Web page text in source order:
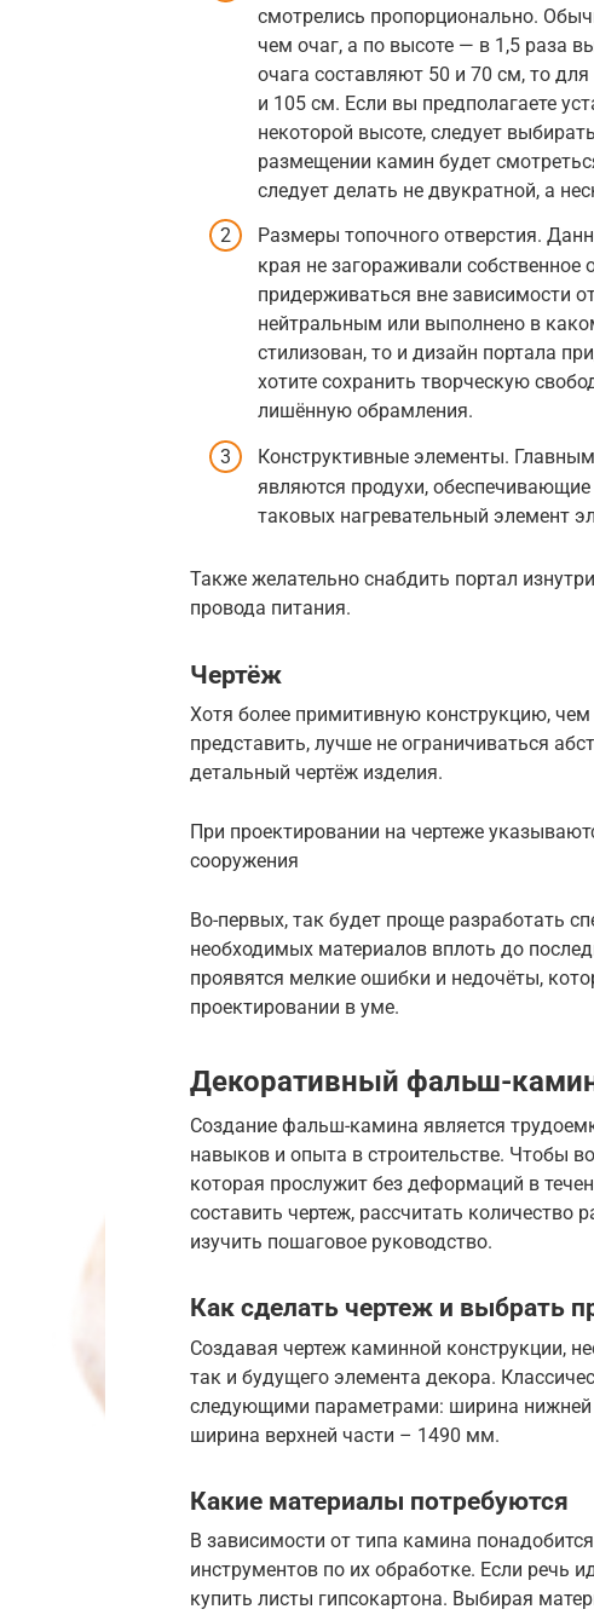
смотрелись пропорционально.
чем очаг, а по высоте — в 1,5 раза
очага составляют 50 и 70 см, то
и 105 см. Если вы предполагаете
некоторой высоте, следует
размещении камин будет
следует делать не двукратной, а
Размеры топочного отверстия.
края не загораживали собственное
придерживаться вне зависимости
нейтральным или выполнено в
стилизован, то и дизайн портала
хотите сохранить творческую
лишённую обрамления.
Конструктивные элементы.
являются продухи,
таковых нагревательный элемент
Также желательно снабдить портал
провода питания.
Чертёж
Хотя более примитивную конструкцию,
представить, лучше не ограничиваться
детальный чертёж изделия.
При проектировании на чертеже
сооружения
Во-первых, так будет проще разработать
необходимых материалов вплоть до
проявятся мелкие ошибки и недочёты,
проектировании в уме.
Декоративный фальш-
Создание фальш-камина является
навыков и опыта в строительстве. Чтобы
которая прослужит без деформаций в
составить чертеж, рассчитать
изучить пошаговое руководство.
Как сделать чертеж и выбрать
Создавая чертеж каминной конструкции,
так и будущего элемента декора.
следующими параметрами: ширина
ширина верхней части – 1490 мм.
Какие материалы потребуются
В зависимости от типа камина
инструментов по их обработке. Если речь
купить листы гипсокартона. Выбирая